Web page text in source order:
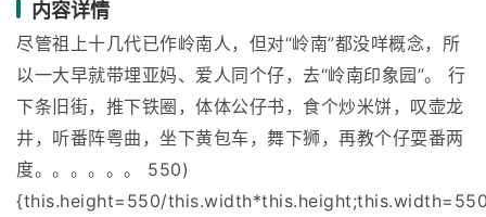
内容详情
尽管祖上十几代已作岭南人，但对“岭南”都没咩概念，所
以一大早就带埋亚妈、爱人同个仔，去“岭南印象园”。 行
下条旧街，推下铁圈，体体公仔书，食个炒米饼，叹壶龙
井，听番阵粤曲，坐下黄包车，舞下狮，再教个仔耍番两
度。。。。。。 550)
{this.height=550/